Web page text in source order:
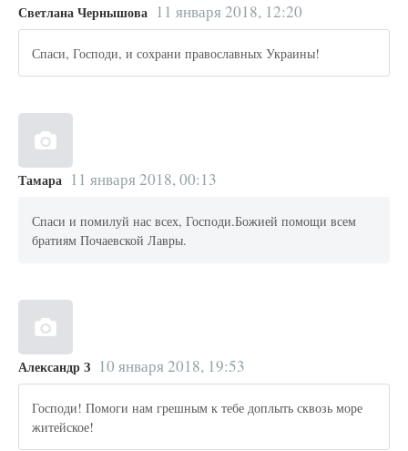
Светлана Чернышова 11 января 2018, 12:20
Спаси, Господи, и сохрани православных Украины!
Тамара 11 января 2018, 00:13
Спаси и помилуй нас всех, Господи.Божией помощи всем
братиям Почаевской Лавры.
Александр З 10 января 2018, 19:53
Господи! Помоги нам грешным к тебе доплыть сквозь море
житейское!